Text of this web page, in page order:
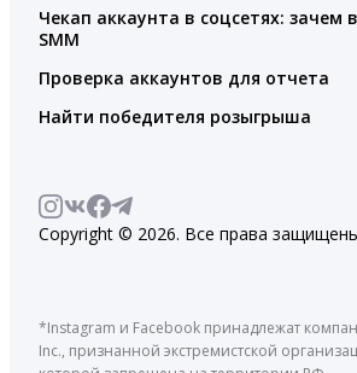
Чекап аккаунта в соцсетях: зачем
SMM
Проверка аккаунтов для отчета
Найти победителя розыгрыша
Copyright © 2026. Все права
*Instagram и Facebook принадлежат
Inc., признанной экстремистской